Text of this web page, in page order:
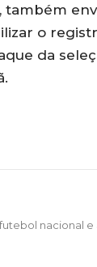
o
da
nacional